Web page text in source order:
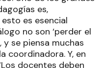
es,
es esencial
no son ‘perder el
y se piensa muchas
coordinadora. Y, en
docentes deben